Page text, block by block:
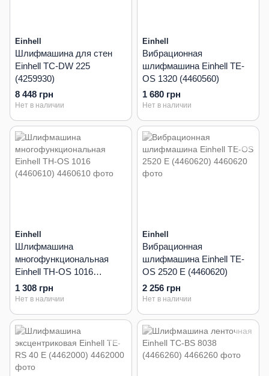
Einhell
Шлифмашина для стен
Einhell TC-DW 225
(4259930)
8 448 грн
Нет в наличии
Einhell
Вибрационная
шлифмашина Einhell TE-
OS 1320 (4460560)
1 680 грн
Нет в наличии
Einhell
Шлифмашина
многофункциональная
Einhell TH-OS 1016
(4460610)
1 308 грн
Нет в наличии
Einhell
Вибрационная
шлифмашина Einhell TE-
OS 2520 E (4460620)
2 256 грн
Нет в наличии